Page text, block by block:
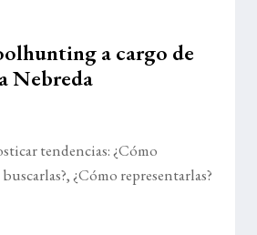
a cargo de
Nebreda
tendencias: ¿Cómo
¿Cómo representarlas?